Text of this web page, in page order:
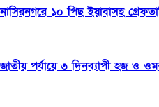
নাসিরনগরে ১০ পিছ ইয়াবাসহ
জাতীয় পর্যায়ে ৩ দিনব্যাপী হজ ও